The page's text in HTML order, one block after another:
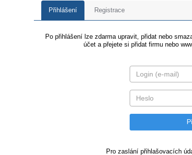
Přihlášení Registrace
Po přihlášení lze zdarma upravit, přidat nebo
účet a přejete si přidat firmu nebo
Pro zaslání přihlašovacích